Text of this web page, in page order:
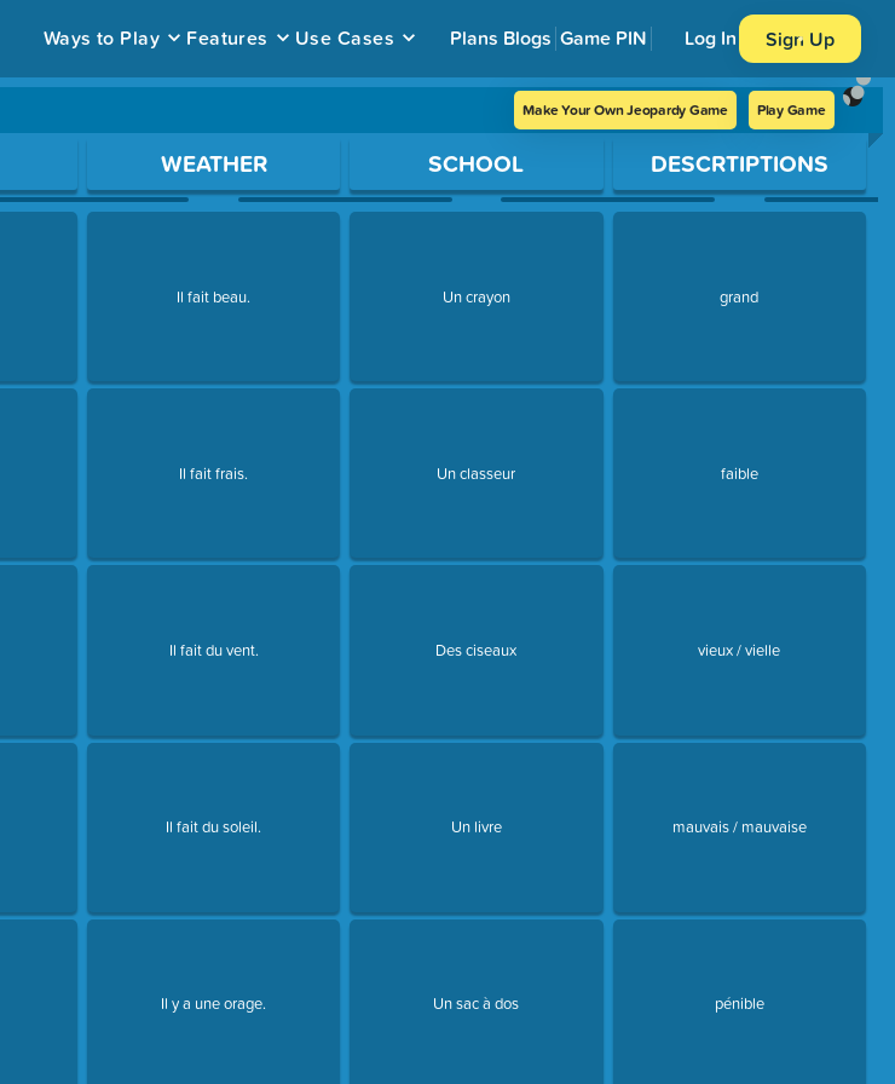
Ways to Play Features Use Cases Plans Blogs Game PIN Log In Sign Up
Make Your Own Jeopardy Game Play Game
WEATHER
Il fait beau.
Il fait frais.
Il fait du vent.
Il fait du soleil.
Il y a une orage.
SCHOOL
Un crayon
Un classeur
Des ciseaux
Un livre
Un sac à dos
DESCRTIPTIONS
grand
faible
vieux / vielle
mauvais / mauvaise
pénible